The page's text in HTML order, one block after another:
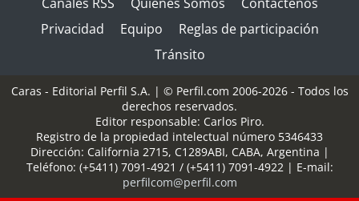
Privacidad
Equipo
Reglas de participación
Tránsito
Caras - Editorial Perfil S.A. | © Perfil.com 2006-2026 - Todos los
derechos reservados.
Editor responsable: Carlos Piro.
Registro de la propiedad intelectual número 5346433
Dirección: California 2715, C1289ABI, CABA, Argentina |
Teléfono: (+5411) 7091-4921 / (+5411) 7091-4922| E-mail:
perfilcom@perfil.com